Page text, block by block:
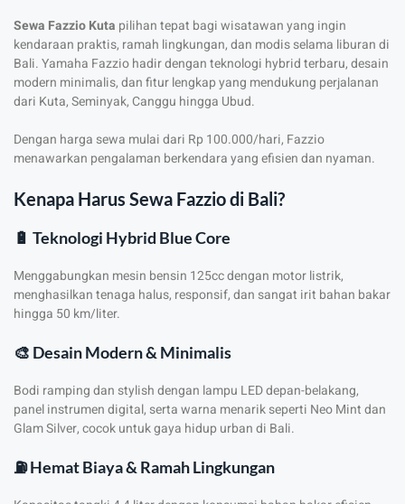
Sewa Fazzio Kuta pilihan tepat bagi wisatawan yang ingin
kendaraan praktis, ramah lingkungan, dan modis selama liburan di
Bali. Yamaha Fazzio hadir dengan teknologi hybrid terbaru, desain
modern minimalis, dan fitur lengkap yang mendukung perjalanan
dari Kuta, Seminyak, Canggu hingga Ubud.
Dengan harga sewa mulai dari Rp 100.000/hari, Fazzio
menawarkan pengalaman berkendara yang efisien dan nyaman.
Kenapa Harus Sewa Fazzio di Bali?
🔋 Teknologi Hybrid Blue Core
Menggabungkan mesin bensin 125cc dengan motor listrik,
menghasilkan tenaga halus, responsif, dan sangat irit bahan bakar
hingga 50 km/liter.
🎨 Desain Modern & Minimalis
Bodi ramping dan stylish dengan lampu LED depan-belakang,
panel instrumen digital, serta warna menarik seperti Neo Mint dan
Glam Silver, cocok untuk gaya hidup urban di Bali.
⛽ Hemat Biaya & Ramah Lingkungan